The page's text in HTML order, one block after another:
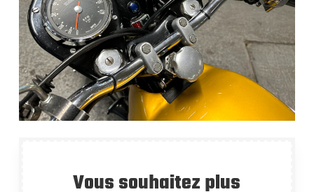
Vous souhaitez plus